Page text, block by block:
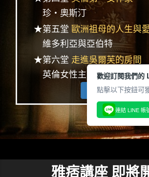
珍‧奧斯汀
★第五堂 歐洲祖母的人生與
維多利亞與亞伯特
★第六堂 走進吳爾芙的房間
英倫女性主義的成長
查看完整系列
雅痞講座 即將
歡迎訂閱我們的
點擊以下按鈕可
連結 LINE 帳